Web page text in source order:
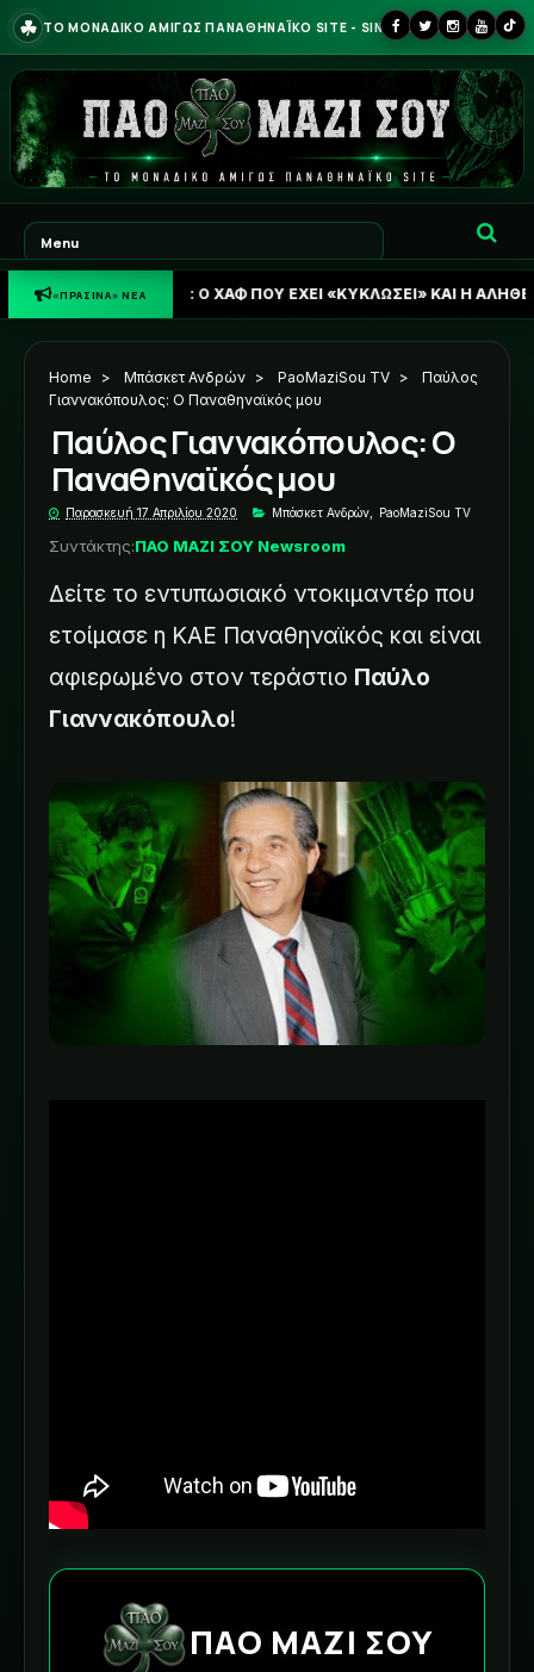
☘ ΤΟ ΜΟΝΑΔΙΚΟ ΑΜΙΓΩΣ ΠΑΝΑΘΗΝΑΪΚΟ SITE - SINCE 2013
«ΠΡΑΣΙΝΑ» ΝΕΑ
Ο ΧΑΦ ΠΟΥ ΕΧΕΙ «ΚΥΚΛΩΣΕΙ» ΚΑΙ Η ΑΛΗΘΕΙΑ ΓΙΑ
Home > Μπάσκετ Ανδρών > PaoMaziSou TV >
Παύλος
Γιαννακόπουλος: Ο Παναθηναϊκός μου
Παύλος Γιαννακόπουλος: Ο
Παναθηναϊκός μου
Παρασκευή 17 Απριλίου 2020 Μπάσκετ Ανδρών PaoMaziSou TV
Συντάκτης:ΠΑΟ ΜΑΖΙ ΣΟΥ Newsroom
Δείτε το εντυπωσιακό ντοκιμαντέρ που
ετοίμασε η ΚΑΕ Παναθηναϊκός και είναι
αφιερωμένο στον τεράστιο Παύλο
Γιαννακόπουλο!
ΠΑΟ ΜΑΖΙ ΣΟΥ